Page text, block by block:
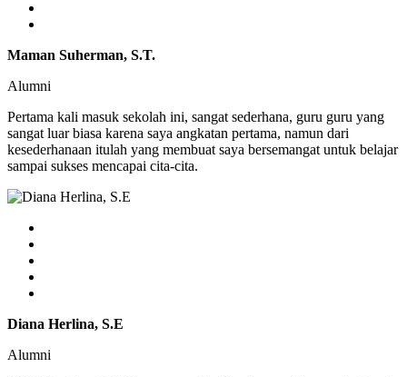
Maman Suherman, S.T.
Alumni
Pertama kali masuk sekolah ini, sangat sederhana, guru guru yang
sangat luar biasa karena saya angkatan pertama, namun dari
kesederhanaan itulah yang membuat saya bersemangat untuk belajar
sampai sukses mencapai cita-cita.
Diana Herlina, S.E
Alumni